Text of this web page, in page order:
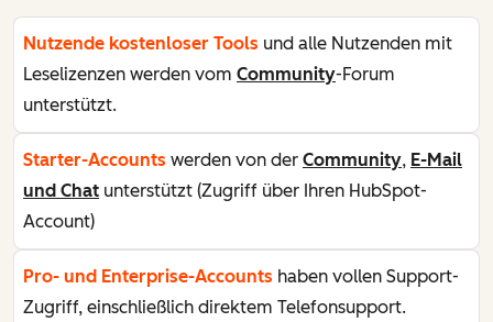
Nutzende kostenloser Tools und alle Nutzenden mit
Leselizenzen werden vom Community-Forum
unterstützt.
Starter-Accounts werden von der Community, E-Mail
und Chat unterstützt (Zugriff über Ihren HubSpot-
Account)
Pro- und Enterprise-Accounts haben vollen Support-
Zugriff, einschließlich direktem Telefonsupport.